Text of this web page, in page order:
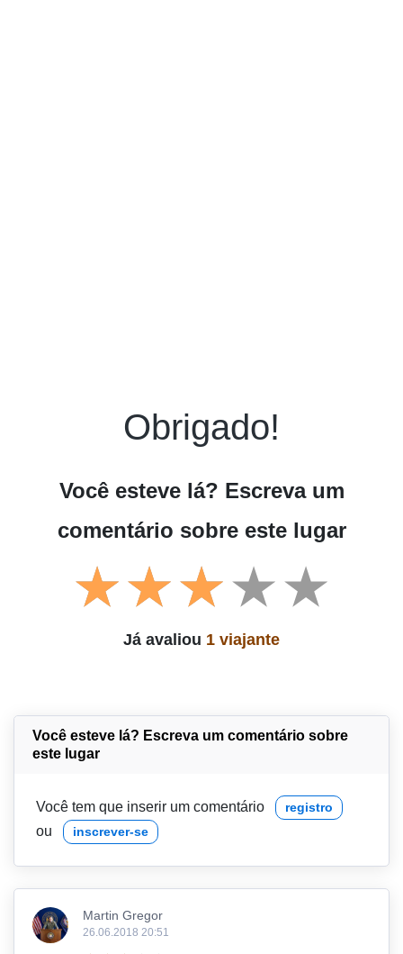
Obrigado!
Você esteve lá? Escreva um
comentário sobre este lugar
Já avaliou 1 viajante
Você esteve lá? Escreva um comentário sobre
este lugar
Você tem que inserir um comentário registro
ou inscrever-se
Martin Gregor
26.06.2018 20:51